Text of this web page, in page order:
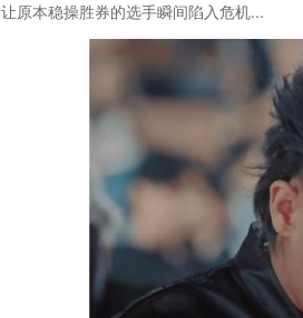
让原本稳操胜券的选手瞬间陷入危机...